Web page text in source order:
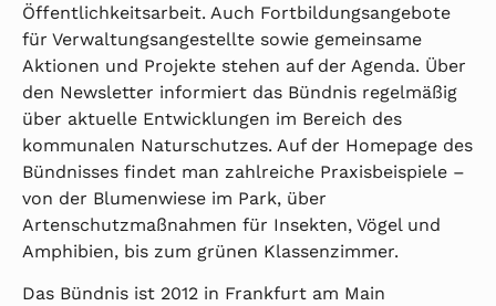
Öffentlichkeitsarbeit. Auch Fortbildungsangebote
für Verwaltungsangestellte sowie gemeinsame
Aktionen und Projekte stehen auf der Agenda. Über
den Newsletter informiert das Bündnis regelmäßig
über aktuelle Entwicklungen im Bereich des
kommunalen Naturschutzes. Auf der Homepage des
Bündnisses findet man zahlreiche Praxisbeispiele –
von der Blumenwiese im Park, über
Artenschutzmaßnahmen für Insekten, Vögel und
Amphibien, bis zum grünen Klassenzimmer.
Das Bündnis ist 2012 in Frankfurt am Main